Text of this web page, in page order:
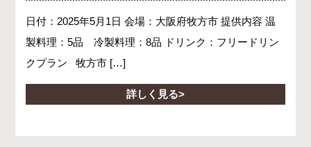
日付：2025年5月1日 会場：大阪府牧方市 提供内容 温
製料理：5品 冷製料理：8品 ドリンク：フリードリン
クプラン 牧方市 […]
詳しく見る